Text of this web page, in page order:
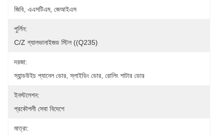
জিবি, এএসটিএম, জেআইএস
পুর্লিন:
C/Z গ্যালভানাইজড স্টিল ((Q235)
দরজা:
স্যান্ডউইচ প্যানেল ডোর, স্লাইডিং ডোর, রোলিং শাটার ডোর
ইনস্টলেশন:
প্রকৌশলী সেবা বিদেশে
মাত্রা: